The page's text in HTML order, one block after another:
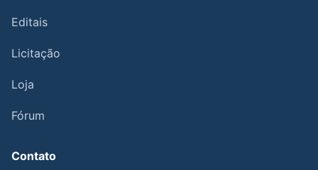
Editais
Licitação
Loja
Fórum
Contato